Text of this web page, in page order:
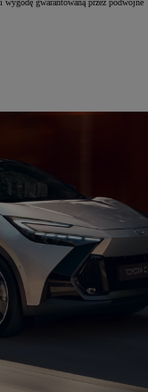
wygodę gwarantowaną przez podwójne